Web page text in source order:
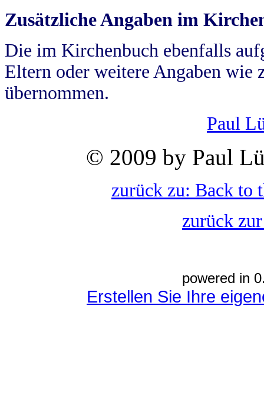
Zusätzliche Angaben im
Die im Kirchenbuch ebenfalls
Eltern oder weitere Angaben wie
übernommen.
Paul
© 2009 by Paul
zurück zu: Back to
zurück
powered in
Erstellen Sie Ihre